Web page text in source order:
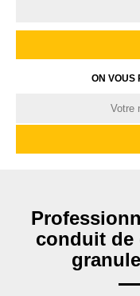
ON VOUS
conduit de